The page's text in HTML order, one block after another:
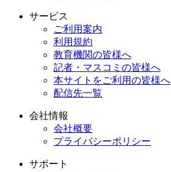
サービス
ご利用案内
利用規約
教育機関の皆様へ
記者・マスコミの皆様へ
本サイトをご利用の皆様へ
配信先一覧
会社情報
会社概要
プライバシーポリシー
サポート